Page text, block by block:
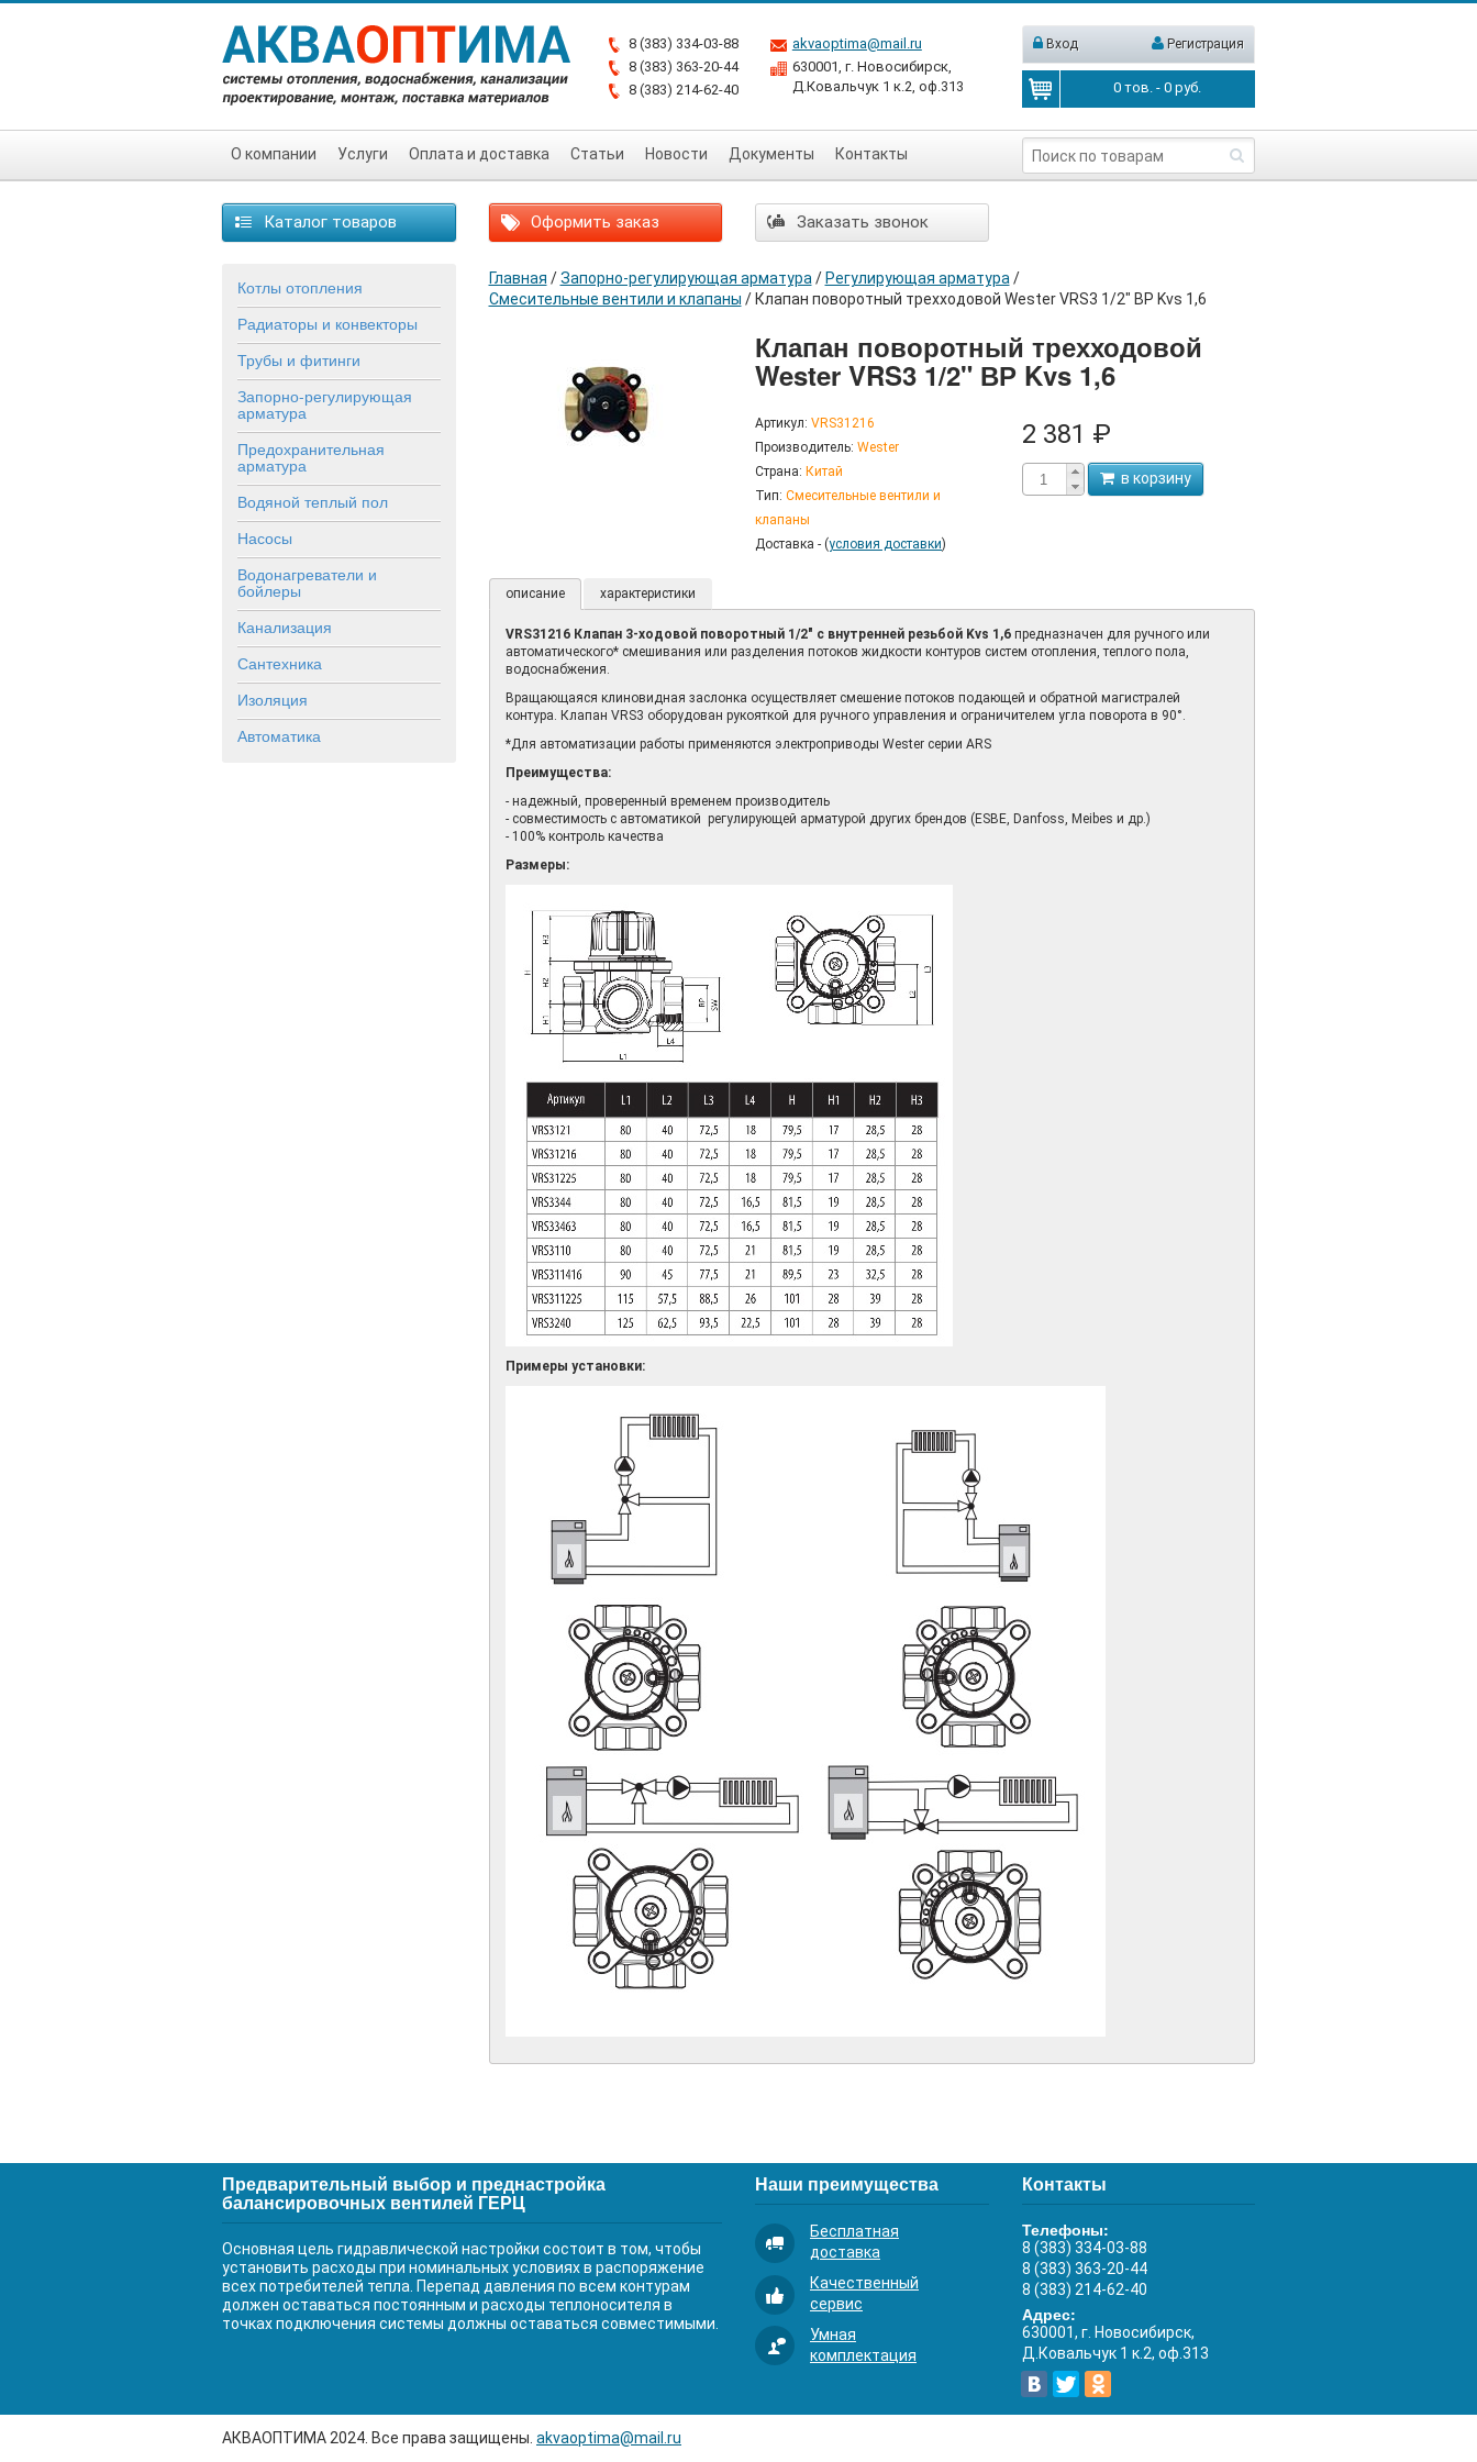
8 (383) 334-03-88
8 (383) 363-20-44
8 (383) 214-62-40
akvaoptima@mail.ru
630001, г. Новосибирск,
Д.Ковальчук 1 к.2, оф.313
Вход Регистрация
0 тов. -0 руб.
О компании Услуги Оплата и доставка Статьи Новости Документы Контакты
Каталог товаров Оформить заказ Заказать звонок
Котлы отопления
Радиаторы и конвекторы
Трубы и фитинги
Запорно-регулирующая
арматура
Предохранительная
арматура
Водяной теплый пол
Насосы
Водонагреватели и
бойлеры
Канализация
Сантехника
Изоляция
Автоматика
Главная / Запорно-регулирующая арматура / Регулирующая арматура /
Смесительные вентили и клапаны / Клапан поворотный трехходовой Wester VRS3 1/2" ВР Kvs 1,6
Клапан поворотный трехходовой
Wester VRS3 1/2" ВР Kvs 1,6
Артикул: VRS31216
Производитель: Wester
Страна: Китай
Тип: Смесительные вентили и
клапаны
Доставка - (условия доставки)
2 381 ₽
в корзину
описание характеристики
VRS31216 Клапан 3-ходовой поворотный 1/2" с внутренней резьбой Kvs 1,6предназначен для ручного или
автоматического* смешивания или разделения потоков жидкости контуров систем отопления, теплого пола,
водоснабжения.
Вращающаяся клиновидная заслонка осуществляет смешение потоков подающей и обратной магистралей
контура. Клапан VRS3 оборудован рукояткой для ручного управления и ограничителем угла поворота в 90°.
*Для автоматизации работы применяются электроприводы Wester серии ARS
Преимущества:
- надежный, проверенный временем производитель
- совместимость с автоматикой регулирующей арматурой других брендов (ESBE, Danfoss, Meibes и др.)
- 100% контроль качества
Размеры:
Примеры установки:
Предварительный выбор и преднастройка
балансировочных вентилей ГЕРЦ
Основная цель гидравлической настройки состоит в том, чтобы
установить расходы при номинальных условиях в распоряжение
всех потребителей тепла. Перепад давления по всем контурам
должен оставаться постоянным и расходы теплоносителя в
точках подключения системы должны оставаться совместимыми.
Наши преимущества
Бесплатная
доставка
Качественный
сервис
Умная
комплектация
Контакты
Телефоны:
8 (383) 334-03-88
8 (383) 363-20-44
8 (383) 214-62-40
Адрес:
630001, г. Новосибирск,
Д.Ковальчук 1 к.2, оф.313
АКВАОПТИМА 2024. Все права защищены. akvaoptima@mail.ru